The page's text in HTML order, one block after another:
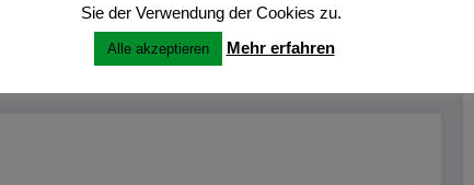
Sie der Verwendung der Cookies zu.
Alle akzeptieren Mehr erfahren